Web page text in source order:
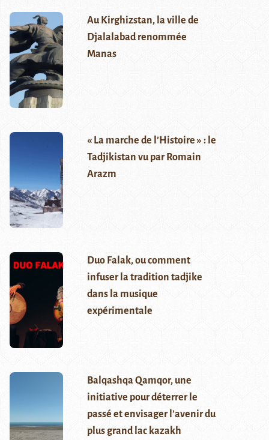
Au Kirghizstan, la ville de
Djalalabad renommée
Manas
« La marche de l’Histoire » : le
Tadjikistan vu par Romain
Arazm
Duo Falak, ou comment
infuser la tradition tadjike
dans la musique
expérimentale
Balqashqa Qamqor, une
initiative pour déterrer le
passé et envisager l’avenir du
plus grand lac kazakh